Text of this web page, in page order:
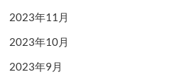
2023年11月
2023年10月
2023年9月